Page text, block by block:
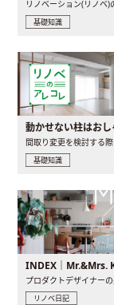
基礎知識
基礎知識
リノベ日記